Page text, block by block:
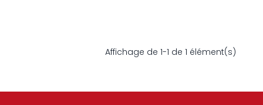
Affichage de 1-1 de 1 élément(s)